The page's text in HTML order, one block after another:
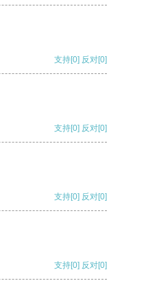
支持[0] 反对[0]
支持[0] 反对[0]
支持[0] 反对[0]
支持[0] 反对[0]